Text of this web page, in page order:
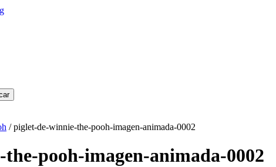
/ piglet-de-winnie-the-pooh-imagen-animada-0002
pooh-imagen-animada-0002